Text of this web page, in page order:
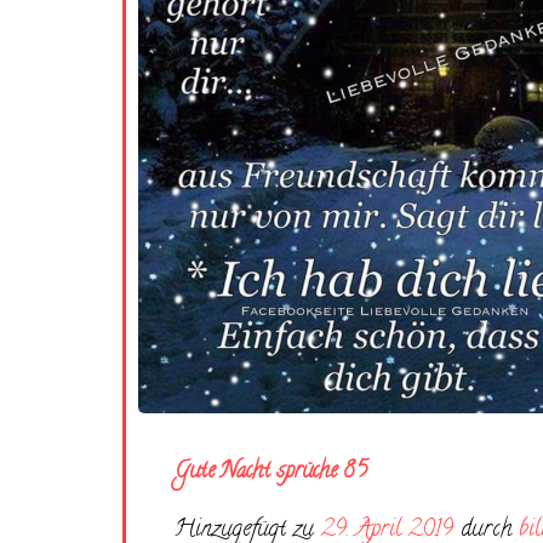
Gute Nacht sprüche 85
Hinzugefügt zu29. April 2019 durch